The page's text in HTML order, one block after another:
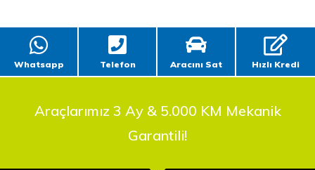
Whatsapp Telefon Aracını Sat Hızlı Kredi
Araçlarımız 3 Ay & 5.000 KM Mekanik
Garantili!